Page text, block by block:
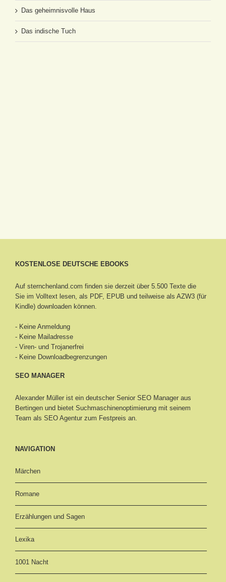
Das geheimnisvolle Haus
Das indische Tuch
KOSTENLOSE DEUTSCHE EBOOKS
Auf sternchenland.com finden sie derzeit über 5.500 Texte die
Sie im Volltext lesen, als PDF, EPUB und teilweise als AZW3 (für
Kindle) downloaden können.
- Keine Anmeldung
- Keine Mailadresse
- Viren- und Trojanerfrei
- Keine Downloadbegrenzungen
SEO MANAGER
Alexander Müller ist ein deutscher Senior SEO Manager aus
Bertingen und bietet Suchmaschinenoptimierung mit seinem
Team als SEO Agentur zum Festpreis an.
NAVIGATION
Märchen
Romane
Erzählungen und Sagen
Lexika
1001 Nacht